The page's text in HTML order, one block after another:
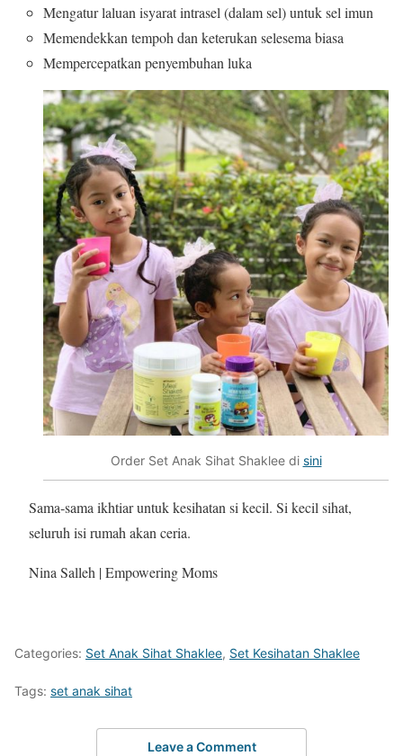
Mengatur laluan isyarat intrasel (dalam sel) untuk sel imun
Memendekkan tempoh dan keterukan selesema biasa
Mempercepatkan penyembuhan luka
Order Set Anak Sihat Shaklee di sini
Sama-sama ikhtiar untuk kesihatan si kecil. Si kecil sihat,
seluruh isi rumah akan ceria.
Nina Salleh | Empowering Moms
Categories: Set Anak Sihat Shaklee, Set Kesihatan Shaklee
Tags: set anak sihat
Leave a Comment